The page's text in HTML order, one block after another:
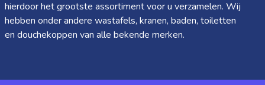
hierdoor het grootste assortiment voor u verzamelen. Wij
hebben onder andere wastafels, kranen, baden, toiletten
en douchekoppen van alle bekende merken.